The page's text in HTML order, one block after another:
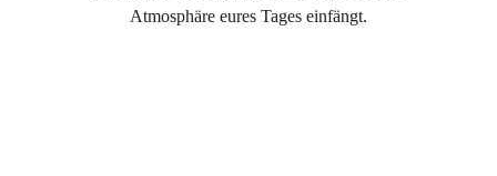
Atmosphäre eures Tages einfängt.